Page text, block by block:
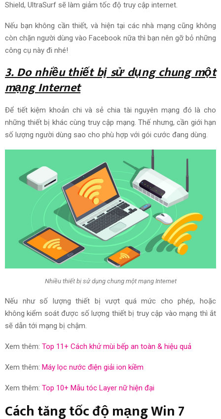
Shield, UltraSurf sẽ làm giảm tốc độ truy cập internet.
Nếu bạn không cần thiết, và hiện tại các nhà mạng cũng không
còn chặnngười dùng vàoFacebook nữa thì bạn nên gỡ bỏ những
công cụ này đi nhé!
3. Do nhiều thiết bịsử dụng chung một
mạngInternet
Để tiết kiệmkhoản chi và sẻ chiatài nguyên mạng đó là cho
những thiết bị khác cùng truy cập mạng. Thế nhưng, cần giới hạn
số lượng người dùng sao cho phù hợp với gói cước đang dùng.
Nhiều thiết bị sử dụng chung một mạng Internet
Nếu nhưsố lượng thiết bị vượt quá mức cho phép, hoặc
không kiểm soátđược số lượng thiết bị truy cập vào mạng thì ắt
sẽ dẫn tới mạng bị chậm.
Xem thêm: Top 11+ Cách khử mùi bếp an toàn & hiệu quả
Xem thêm: Máy lọc nước điện giải ion kiềm
Xem thêm: Top 10+ Mẫu tóc Layer nữ hiện đại
Cách tăng tốc độ mạng Win 7